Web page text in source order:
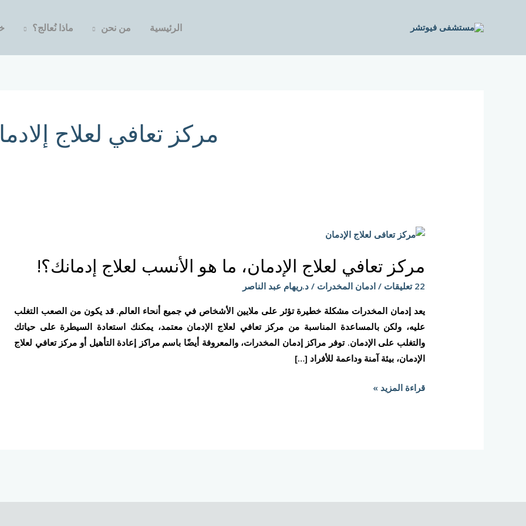
الرئيسية من نحن ماذا نُعالج؟
مركز تعافي لعلاج
مركز تعافي لعلاج الإدمان، ما هو الأنسب لعلاج إدمانك؟!
22 تعليقات /ادمان المخدرات /د.ريهام عبد الناصر
يعد إدمان المخدرات مشكلة خطيرة تؤثر على ملايين الأشخاص في جميع أنحاء العالم. قد يكون من الصعب التغلب
عليه، ولكن بالمساعدة المناسبة من مركز تعافي لعلاج الإدمان معتمد، يمكنك استعادة السيطرة على حياتك
والتغلب على الإدمان. توفر مراكز إدمان المخدرات، والمعروفة أيضًا باسم مراكز إعادة التأهيل أو مركز تعافي لعلاج
الإدمان، بيئة آمنة وداعمة للأفراد […]
مركز
لعلاج
الإدمان،
هو
الأنسب
لعلاج
إدمانك؟!
قراءة المزيد »